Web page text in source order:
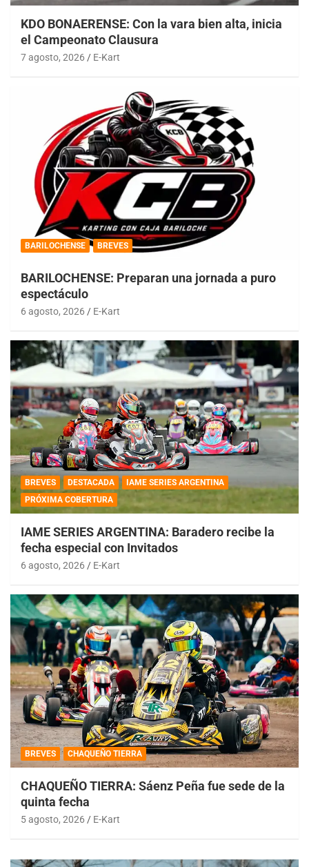
KDO BONAERENSE: Con la vara bien alta, inicia
el Campeonato Clausura
7 agosto, 2026 E-Kart
BARILOCHENSE BREVES
BARILOCHENSE: Preparan una jornada a puro
espectáculo
6 agosto, 2026 E-Kart
BREVES DESTACADA
IAME SERIES ARGENTINA
PRÓXIMA COBERTURA
IAME SERIES ARGENTINA: Baradero recibe la
fecha especial con Invitados
6 agosto, 2026 E-Kart
BREVES CHAQUEÑO TIERRA
CHAQUEÑO TIERRA: Sáenz Peña fue sede de la
quinta fecha
5 agosto, 2026 E-Kart